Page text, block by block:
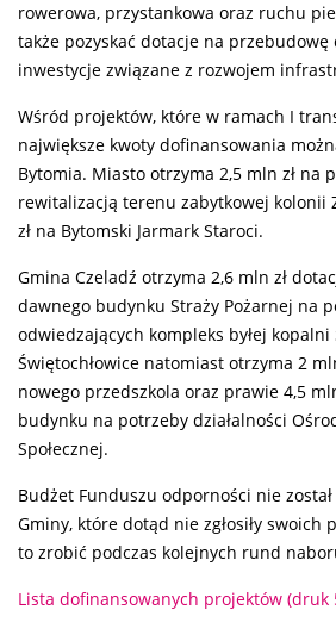
rowerowa, przystankowa oraz ruchu
także pozyskać dotacje na
inwestycje związane z rozwojem
Wśród projektów, które w ramach I
największe kwoty dofinansowania
Bytomia. Miasto otrzyma 2,5 mln zł na
rewitalizacją terenu zabytkowej kolonii
zł na Bytomski Jarmark Staroci.
Gmina Czeladź otrzyma 2,6 mln zł
dawnego budynku Straży Pożarnej na
odwiedzających kompleks byłej
Świętochłowice natomiast otrzyma 2
nowego przedszkola oraz prawie 4,5
budynku na potrzeby działalności
Społecznej.
Budżet Funduszu odporności nie
Gminy, które dotąd nie zgłosiły swoich
to zrobić podczas kolejnych rund
Lista dofinansowanych projektów (druk